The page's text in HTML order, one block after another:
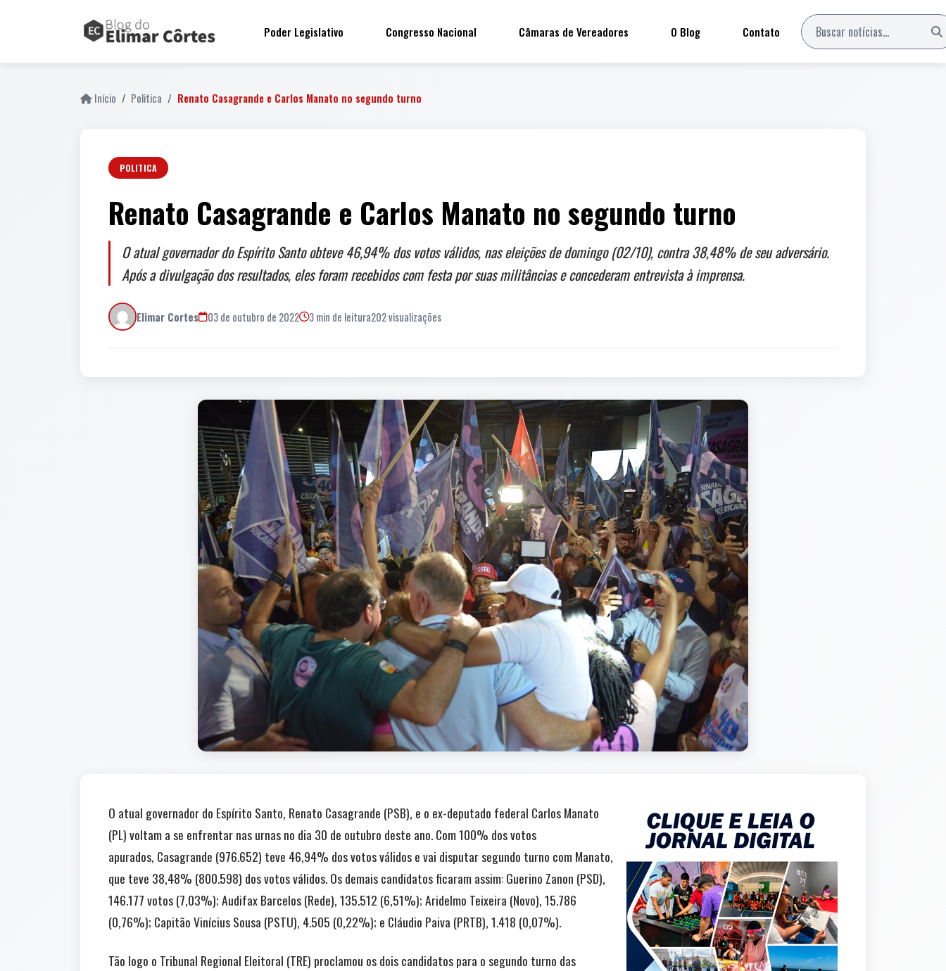
Poder Legislativo Congresso Nacional Câmaras de Vereadores O Blog Contato
Início Politica Renato Casagrande e Carlos Manato no segundo turno
POLITICA
Renato Casagrande e Carlos Manato no segundo turno
O atual governador do Espírito Santo obteve 46,94% dos votos válidos, nas eleições de domingo (02/10), contra 38,48% de seu adversário.
Após a divulgação dos resultados, eles foram recebidos com festa por suas militâncias e concederam entrevista à imprensa.
Elimar Cortes 03 de outubro de 2022 3 min de leitura202 visualizações
O atual governador do Espírito Santo, Renato Casagrande (PSB), e o ex-deputado federal Carlos Manato
(PL) voltam a se enfrentar nas urnas no dia 30 de outubro deste ano. Com 100% dos votos
apurados, Casagrande (976.652) teve 46,94% dos votos válidos e vai disputar segundo turno com Manato,
que teve 38,48% (800.598) dos votos válidos. Os demais candidatos ficaram assim: Guerino Zanon (PSD),
146.177 votos (7,03%); Audifax Barcelos (Rede), 135.512 (6,51%); Aridelmo Teixeira (Novo), 15.786
(0,76%); Capitão Vinícius Sousa (PSTU), 4.505 (0,22%); e Cláudio Paiva (PRTB), 1.418 (0,07%).
Tão logo o Tribunal Regional Eleitoral (TRE) proclamou os dois candidatos para o segundo turno das